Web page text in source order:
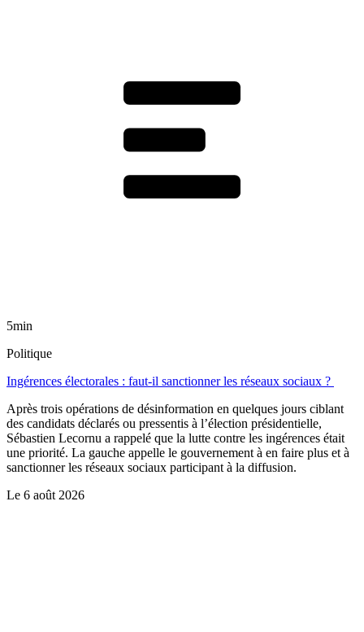
5min
Politique
Ingérences électorales : faut-il sanctionner les réseaux sociaux ?
Après trois opérations de désinformation en quelques jours ciblant
des candidats déclarés ou pressentis à l’élection présidentielle,
Sébastien Lecornu a rappelé que la lutte contre les ingérences était
une priorité. La gauche appelle le gouvernement à en faire plus et à
sanctionner les réseaux sociaux participant à la diffusion.
Le 6 août 2026